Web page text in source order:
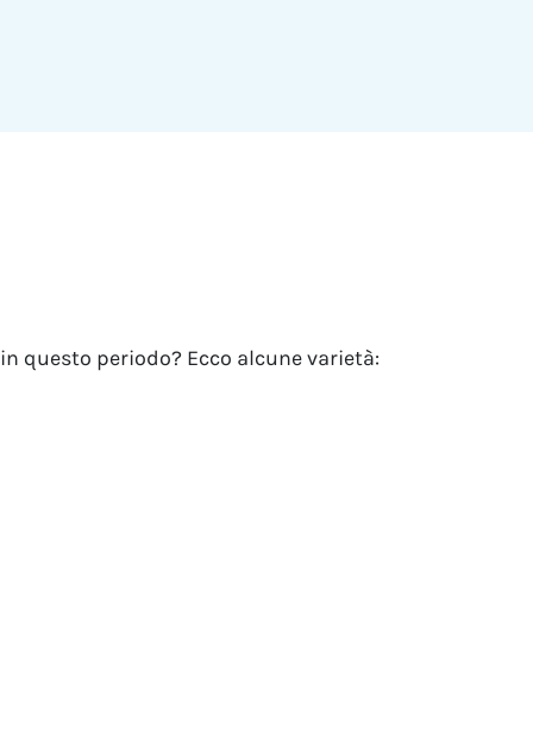
questo periodo? Ecco alcune varietà: